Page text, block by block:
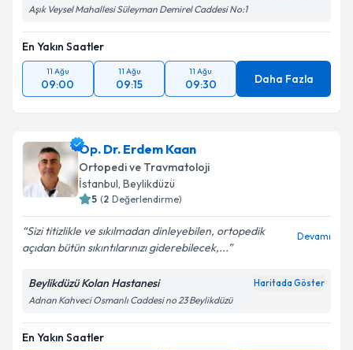
Aşık Veysel Mahallesi Süleyman Demirel Caddesi No:1
En Yakın Saatler
11 Ağu
09:00
11 Ağu
09:15
11 Ağu
09:30 Daha Fazla
Op. Dr. Erdem Kaan
Ortopedi ve Travmatoloji
İstanbul, Beylikdüzü
5 (2 Değerlendirme)
Sizi titizlikle ve sıkılmadan dinleyebilen, ortopedik
açıdan bütün sıkıntılarınızı giderebilecek,...
Devamı
Beylikdüzü Kolan Hastanesi Haritada Göster
Adnan Kahveci Osmanlı Caddesi no 23 Beylikdüzü
En Yakın Saatler